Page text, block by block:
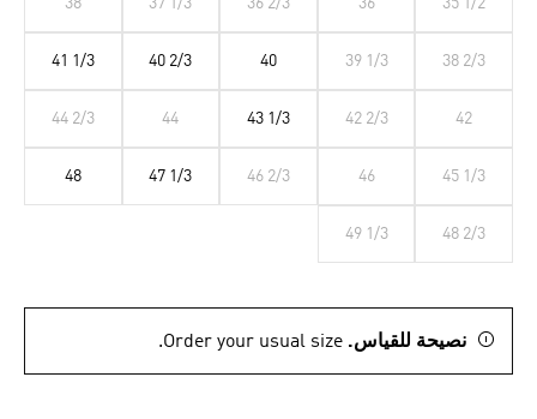
35 1/2
36
36 2/3
37 1/3
38
38 2/3
39 1/3
40
40 2/3
41 1/3
42
42 2/3
43 1/3
44
44 2/3
45 1/3
46
46 2/3
47 1/3
48
48 2/3
49 1/3
نصيحة للقياس. Order your usual size.